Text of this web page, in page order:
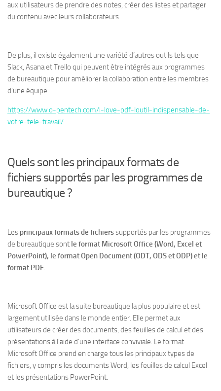
aux utilisateurs de prendre des notes, créer des listes et partager
du contenu avec leurs collaborateurs.
De plus, il existe également une variété d’autres outils tels que
Slack, Asana et Trello qui peuvent être intégrés aux programmes
de bureautique pour améliorer la collaboration entre les membres
d’une équipe.
https://www.o-pentech.com/i-love-pdf-loutil-indispensable-de-
votre-tele-travail/
Quels sont les principaux formats de
fichiers supportés par les programmes de
bureautique ?
Les principaux formats de fichierssupportés par les programmes
de bureautique sont le format Microsoft Office (Word, Excel et
PowerPoint), le format Open Document (ODT, ODS et ODP) et le
format PDF.
Microsoft Office est la suite bureautique la plus populaire et est
largement utilisée dans le monde entier. Elle permet aux
utilisateurs de créer des documents, des feuilles de calcul et des
présentations à l’aide d’une interface conviviale. Le format
Microsoft Office prend en charge tous les principaux types de
fichiers, y compris les documents Word, les feuilles de calcul Excel
et les présentations PowerPoint.